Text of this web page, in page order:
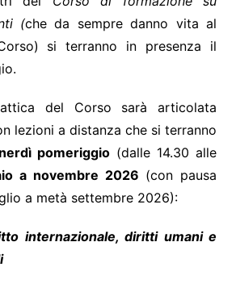
(che da sempre danno vita al
si terranno in presenza il
del Corso sarà articolata
lezioni a distanza che si terranno
pomeriggio (dalle 14.30 alle
a novembre 2026 (con pausa
a metà settembre 2026):
internazionale, diritti umani e